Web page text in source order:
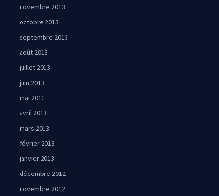
novembre 2013
octobre 2013
septembre 2013
août 2013
juillet 2013
juin 2013
mai 2013
avril 2013
mars 2013
février 2013
janvier 2013
décembre 2012
novembre 2012